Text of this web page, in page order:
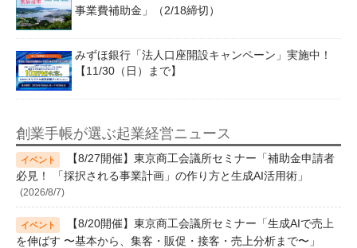
事業費補助金」（2/18締切）
みずほ銀行「法人口座開設キャンペーン」実施中！
【11/30（日）まで】
創業手帳が選ぶ起業経営ニュース
【8/27開催】東京商工会議所セミナー「補助金申請者
必見！ 「採択される事業計画」の作り方と生成AI活用術」
(2026/8/7)
【8/20開催】東京商工会議所セミナー「生成AIで売上
を伸ばす 〜基本から、集客・販促・接客・売上分析まで〜」